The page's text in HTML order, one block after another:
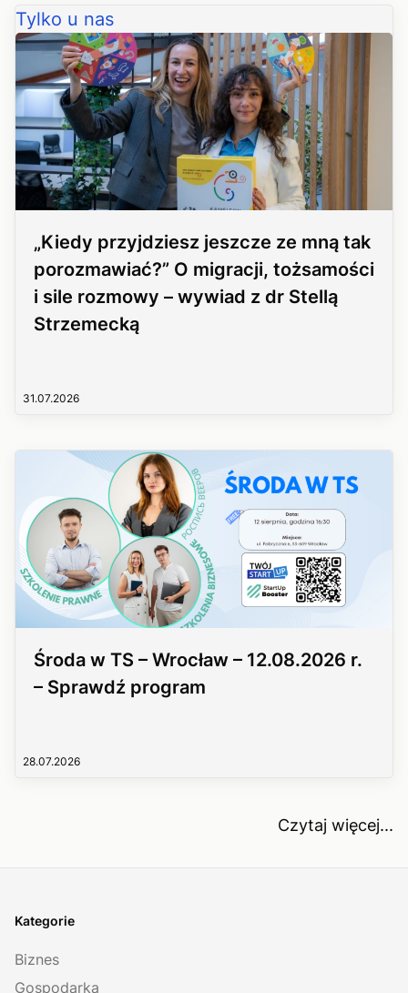
Tylko u nas
„Kiedy przyjdziesz jeszcze ze mną tak
porozmawiać?” O migracji, tożsamości
i sile rozmowy – wywiad z dr Stellą
Strzemecką
31.07.2026
Środa w TS – Wrocław – 12.08.2026 r.
– Sprawdź program
28.07.2026
Czytaj więcej...
Kategorie
Biznes
Gospodarka